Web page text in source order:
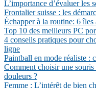
L’importance d’évaluer les
Frontalier suisse : les
Échapper à la routine: 6
Top 10 des meilleurs PC
4 conseils pratiques pour
ligne
Paintball en mode réaliste :
Comment choisir une
douleurs ?
Femme : L’intérêt de bien